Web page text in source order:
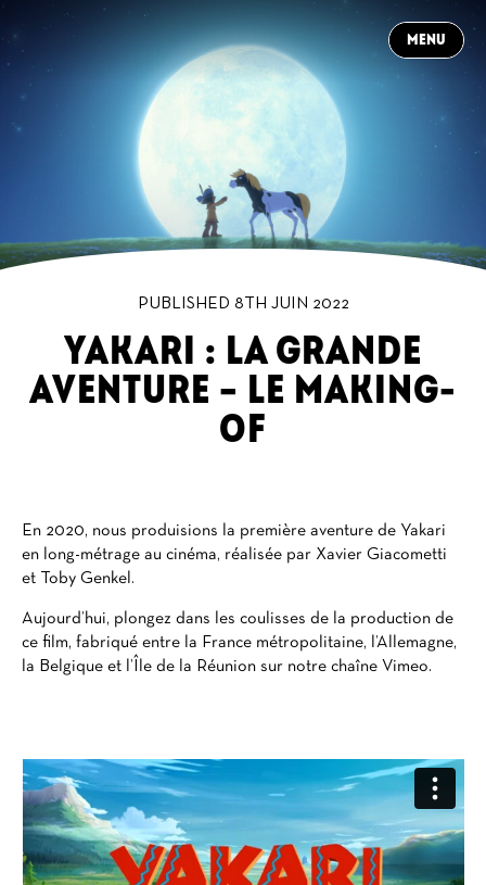
MENU
CLOSE
À PROPOS
CONTACT
NEWS
PRODUCTIONS
DANS LES COULISSES CARRIÈRES
PUBLISHED 8TH JUIN 2022
YAKARI : LA GRANDE
AVENTURE – LE MAKING-
OF
En 2020, nous produisions la première aventure de Yakari
en long-métrage au cinéma, réalisée par Xavier Giacometti
et Toby Genkel.
Aujourd’hui, plongez dans les coulisses de la production de
ce film, fabriqué entre la France métropolitaine, l’Allemagne,
la Belgique et l’Île de la Réunion sur notre chaîne Vimeo.